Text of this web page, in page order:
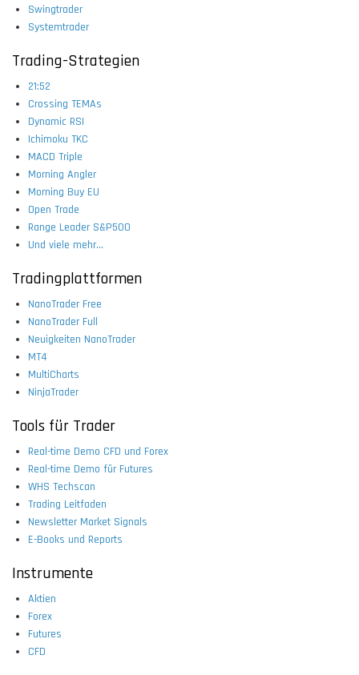
Swingtrader
Systemtrader
Trading-Strategien
21:52
Crossing TEMAs
Dynamic RSI
Ichimoku TKC
MACD Triple
Morning Angler
Morning Buy EU
Open Trade
Range Leader S&P500
Und viele mehr...
Tradingplattformen
NanoTrader Free
NanoTrader Full
Neuigkeiten NanoTrader
MT4
MultiCharts
NinjaTrader
Tools für Trader
Real-time Demo CFD und Forex
Real-time Demo für Futures
WHS Techscan
Trading Leitfaden
Newsletter Market Signals
E-Books und Reports
Instrumente
Aktien
Forex
Futures
CFD